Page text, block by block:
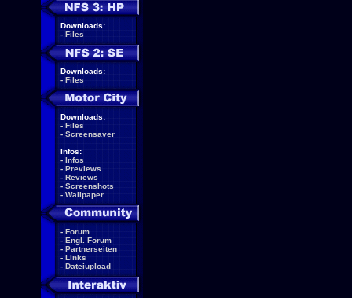
Downloads:
- Files
Downloads:
- Files
Downloads:
- Files
- Screensaver
Infos:
- Infos
- Previews
- Reviews
- Screenshots
- Wallpaper
- Forum
- Engl. Forum
- Partnerseiten
- Links
- Dateiupload